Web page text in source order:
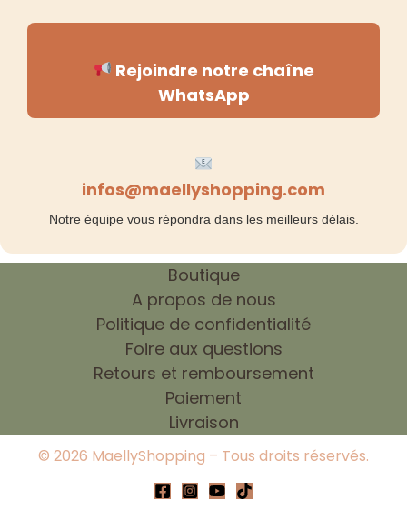
Rejoindre notre chaîne
WhatsApp
infos@maellyshopping.com
Notre équipe vous répondra dans les meilleurs délais.
Boutique
A propos de nous
Politique de confidentialité
Foire aux questions
Retours et remboursement
Paiement
Livraison
© 2026 MaellyShopping – Tous droits réservés.